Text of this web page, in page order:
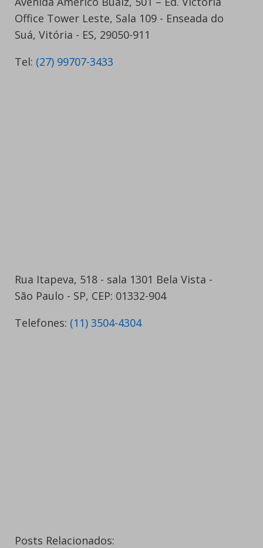
Office Tower Leste, Sala 109 - Enseada do
Suá, Vitória - ES, 29050-911
Tel: (27) 99707-3433
Rua Itapeva, 518 - sala 1301 Bela Vista -
São Paulo - SP, CEP: 01332-904
Telefones: (11) 3504-4304
Posts Relacionados: